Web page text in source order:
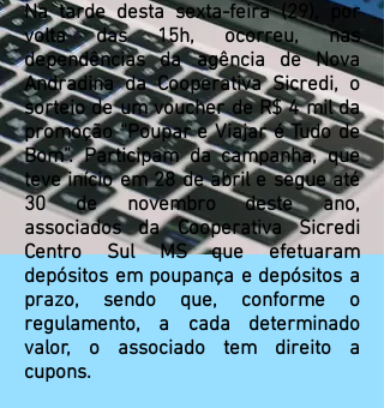
Na tarde desta sexta-feira (29), por
volta das 15h, ocorreu, nas
dependências da agência de Nova
Andradina da Cooperativa Sicredi, o
sorteio de um voucher de R$ 4 mil da
promoção “Poupar e Viajar é Tudo de
Bom”. Participam da campanha, que
teve início em 28 de abril e segue até
30 de novembro deste ano,
associados da Cooperativa Sicredi
Centro Sul MS que efetuaram
depósitos em poupança e depósitos a
prazo, sendo que, conforme o
regulamento, a cada determinado
valor, o associado tem direito a
cupons.